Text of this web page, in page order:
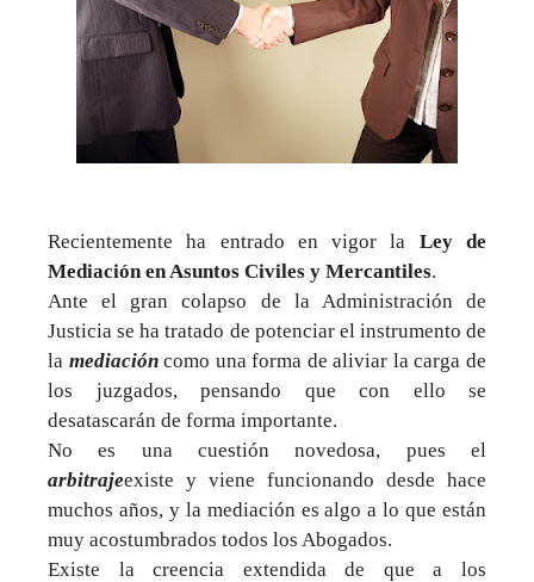
Recientemente ha entrado en vigor la Ley de
Mediación en Asuntos Civiles y Mercantiles.
Ante el gran colapso de la Administración de
Justicia se ha tratado de potenciar el instrumento de
la mediacióncomo una forma de aliviar la carga de
los juzgados, pensando que con ello se
desatascarán de forma importante.
No es una cuestión novedosa, pues el
arbitrajeexiste y viene funcionando desde hace
muchos años, y la mediación es algo a lo que están
muy acostumbrados todos los Abogados.
Existe la creencia extendida de que a los